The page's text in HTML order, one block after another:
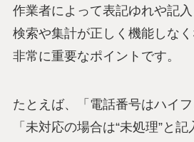
作業者によって表記ゆれや記入
検索や集計が正しく機能しな
非常に重要なポイントです。
たとえば、「電話番号はハイフ
「未対応の場合は“未処理”と